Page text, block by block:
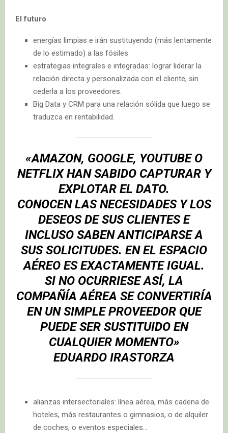
El futuro
energías limpias e irán sustituyendo (más lentamente
de lo estimado) a las fósiles
estrategias integrales e integradas: lograr liderar la
relación directa y personalizada con el cliente, sin
cederla a los proveedores.
Big Data y CRM para una relación sólida que luego se
traduzca en rentabilidad.
«AMAZON, GOOGLE, YOUTUBE O
NETFLIX HAN SABIDO CAPTURAR Y
EXPLOTAR EL DATO.
CONOCEN LAS NECESIDADES Y LOS
DESEOS DE SUS CLIENTES E
INCLUSO SABEN ANTICIPARSE A
SUS SOLICITUDES. EN EL ESPACIO
AÉREO ES EXACTAMENTE IGUAL.
SI NO OCURRIESE ASÍ, LA
COMPAÑÍA AÉREA SE CONVERTIRÍA
EN UN SIMPLE PROVEEDOR QUE
PUEDE SER SUSTITUIDO EN
CUALQUIER MOMENTO»
EDUARDO IRASTORZA
alianzas intersectoriales: línea aérea, más cadena de
hoteles, más restaurantes o gimnasios, o de alquiler
de coches, o eventos especiales…